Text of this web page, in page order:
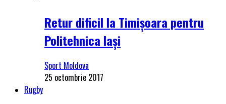
Retur dificil la Timișoara pentru
Politehnica Iași
Sport Moldova
25 octombrie 2017
Rugby